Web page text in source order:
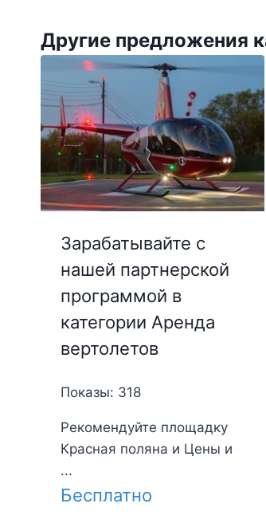
Другие предложения
Зарабатывайте с
нашей партнерской
программой в
категории Аренда
вертолетов
Показы: 318
Рекомендуйте площадку
Красная поляна и Цены и
...
Бесплатно